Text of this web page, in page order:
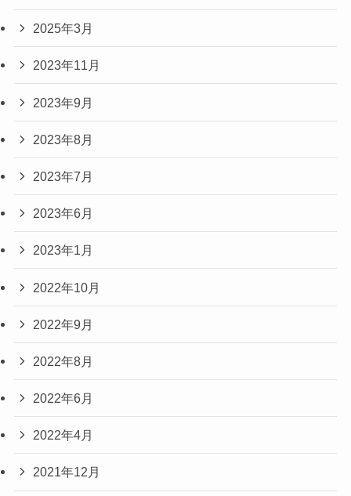
2025年3月
2023年11月
2023年9月
2023年8月
2023年7月
2023年6月
2023年1月
2022年10月
2022年9月
2022年8月
2022年6月
2022年4月
2021年12月